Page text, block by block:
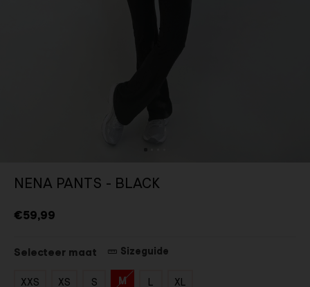
NENA PANTS - BLACK
€59,99
Selecteer maat Sizeguide
XXS XS S M L XL